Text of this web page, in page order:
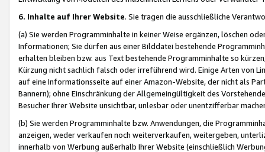
6. Inhalte auf Ihrer Website. Sie tragen die ausschließliche
(a) Sie werden Programminhalte in keiner Weise ergänzen, löschen
Informationen; Sie dürfen aus einer Bilddatei bestehende
erhalten bleiben bzw. aus Text bestehende Programminhalte so
Kürzung nicht sachlich falsch oder irreführend wird. Einige Arten von
auf eine Informationsseite auf einer Amazon-Website, der nicht als
Bannern); ohne Einschränkung der Allgemeingültigkeit des
Besucher Ihrer Website unsichtbar, unlesbar oder unentzifferbar
(b) Sie werden Programminhalte bzw. Anwendungen, die
anzeigen, weder verkaufen noch weiterverkaufen, weitergeben,
innerhalb von Werbung außerhalb Ihrer Website (einschließlich